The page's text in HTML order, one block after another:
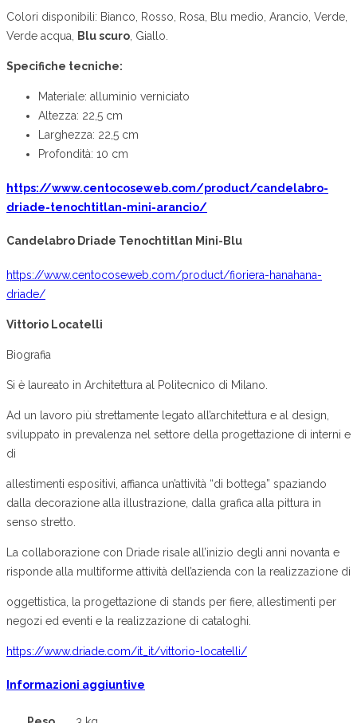
Colori disponibili: Bianco, Rosso, Rosa, Blu medio, Arancio, Verde,
Verde acqua,
Blu scuro , Giallo.
Specifiche tecniche:
Materiale: alluminio verniciato
Altezza: 22,5 cm
Larghezza: 22,5 cm
Profondità: 10 cm
https://www.centocoseweb.com/product/candelabro-
driade-tenochtitlan-mini-arancio/
Candelabro Driade Tenochtitlan Mini-Blu
https://www.centocoseweb.com/product/fioriera-hanahana-
driade/
Vittorio Locatelli
Biografia
Si è laureato in Architettura al Politecnico di Milano.
Ad un lavoro più strettamente legato all’architettura e al design,
sviluppato in prevalenza nel settore della progettazione di interni e
di
allestimenti espositivi, affianca un’attività “di bottega” spaziando
dalla decorazione alla illustrazione, dalla grafica alla pittura in
senso stretto.
La collaborazione con Driade risale all’inizio degli anni novanta e
risponde alla multiforme attività dell’azienda con la realizzazione di
oggettistica, la progettazione di stands per fiere, allestimenti per
negozi ed eventi e la realizzazione di cataloghi.
https://www.driade.com/it_it/vittorio-locatelli/
Informazioni aggiuntive